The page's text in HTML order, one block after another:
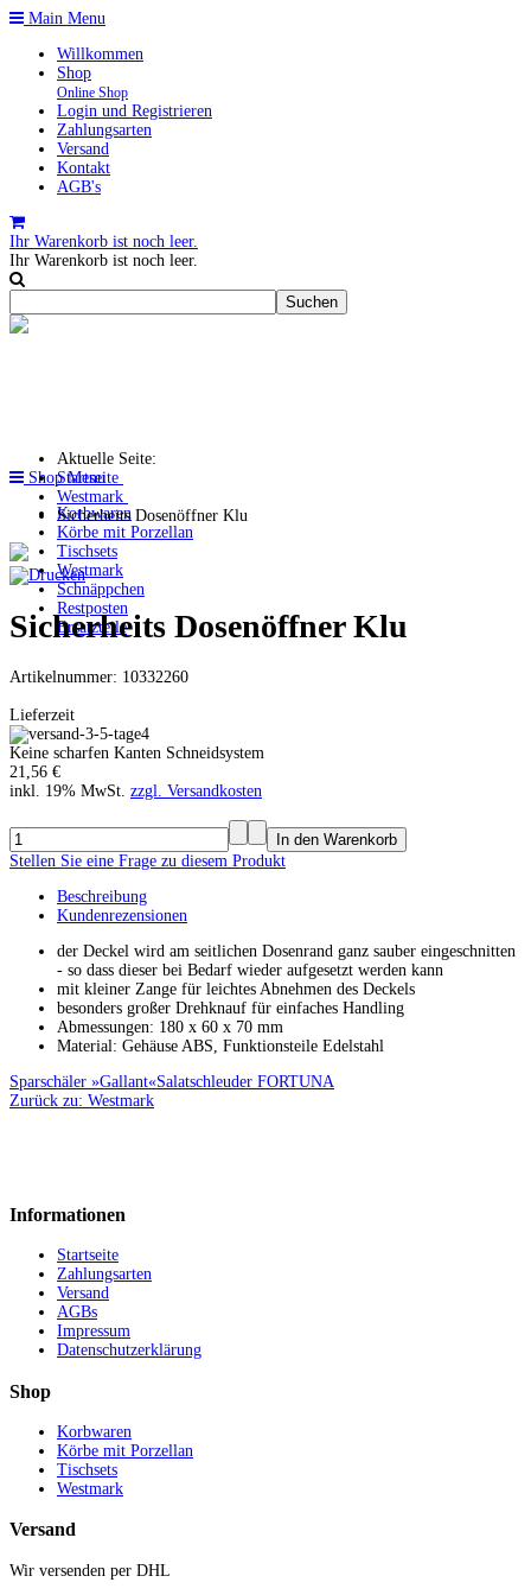
Main Menu
Willkommen
Shop
Online Shop
Login und Registrieren
Zahlungsarten
Versand
Kontakt
AGB's
Ihr Warenkorb ist noch leer.
Ihr Warenkorb ist noch leer.
Shop Menu
Korbwaren
Körbe mit Porzellan
Tischsets
Westmark
Schnäppchen
Restposten
Ersatzteile
Aktuelle Seite:
Startseite
Westmark
Sicherheits Dosenöffner Klu
Sicherheits Dosenöffner Klu
Artikelnummer: 10332260
Lieferzeit
Keine scharfen Kanten Schneidsystem
21,56 €
inkl. 19% MwSt. zzgl. Versandkosten
Stellen Sie eine Frage zu diesem Produkt
Beschreibung
Kundenrezensionen
der Deckel wird am seitlichen Dosenrand ganz sauber eingeschnitten
- so dass dieser bei Bedarf wieder aufgesetzt werden kann
mit kleiner Zange für leichtes Abnehmen des Deckels
besonders großer Drehknauf für einfaches Handling
Abmessungen: 180 x 60 x 70 mm
Material: Gehäuse ABS, Funktionsteile Edelstahl
Sparschäler »Gallant«Salatschleuder FORTUNA
Zurück zu: Westmark
Informationen
Startseite
Zahlungsarten
Versand
AGBs
Impressum
Datenschutzerklärung
Shop
Korbwaren
Körbe mit Porzellan
Tischsets
Westmark
Versand
Wir versenden per DHL